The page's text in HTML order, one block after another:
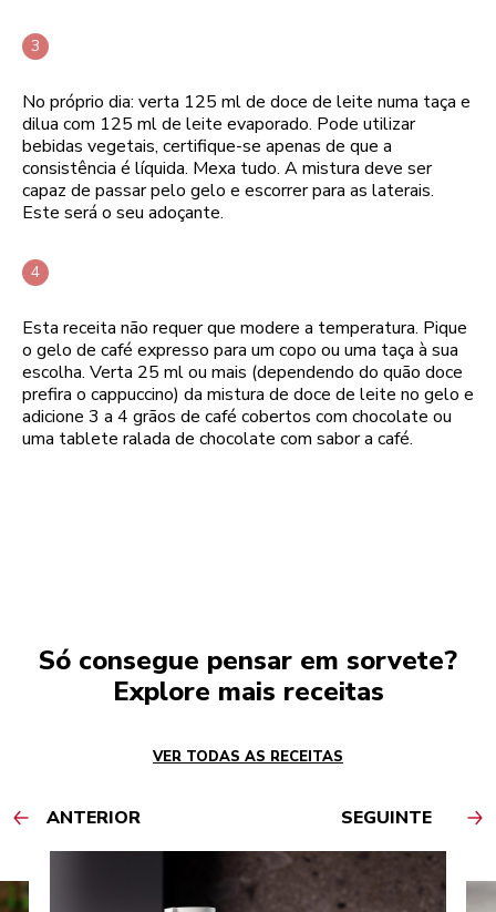
No próprio dia: verta 125 ml de doce de leite numa taça e
dilua com 125 ml de leite evaporado. Pode utilizar
bebidas vegetais, certifique-se apenas de que a
consistência é líquida. Mexa tudo. A mistura deve ser
capaz de passar pelo gelo e escorrer para as laterais.
Este será o seu adoçante.
Esta receita não requer que modere a temperatura. Pique
o gelo de café expresso para um copo ou uma taça à sua
escolha. Verta 25 ml ou mais (dependendo do quão doce
prefira o cappuccino) da mistura de doce de leite no gelo e
adicione 3 a 4 grãos de café cobertos com chocolate ou
uma tablete ralada de chocolate com sabor a café.
Só consegue pensar em sorvete?
Explore mais receitas
VER TODAS AS RECEITAS
ANTERIOR SEGUINTE